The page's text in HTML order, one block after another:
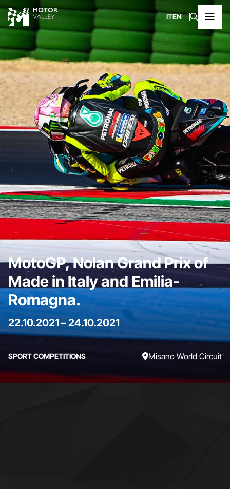
ITEN
MotoGP, Nolan Grand Prix of
Made in Italy and Emilia-
Romagna.
22.10.2021 –24.10.2021
SPORT COMPETITIONS Misano World Circuit